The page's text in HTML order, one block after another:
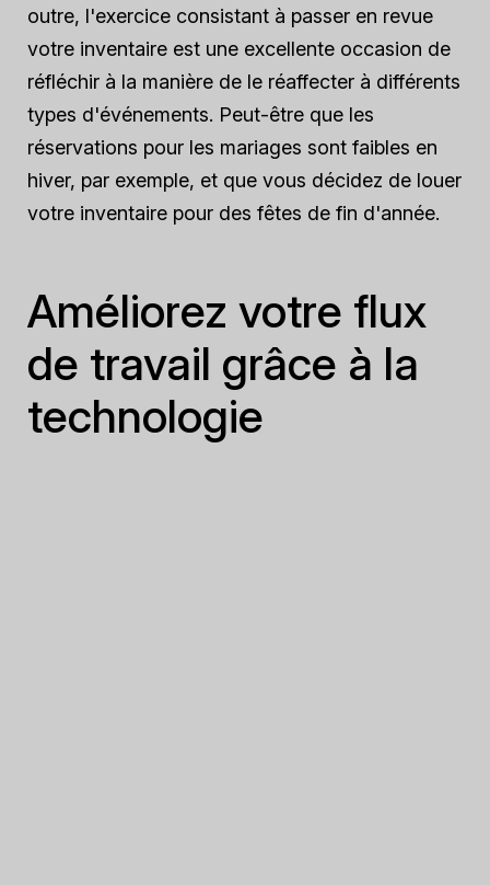
outre, l'exercice consistant à passer en revue
votre inventaire est une excellente occasion de
réfléchir à la manière de le réaffecter à différents
types d'événements. Peut-être que les
réservations pour les mariages sont faibles en
hiver, par exemple, et que vous décidez de louer
votre inventaire pour des fêtes de fin d'année.
Améliorez votre flux
de travail grâce à la
technologie